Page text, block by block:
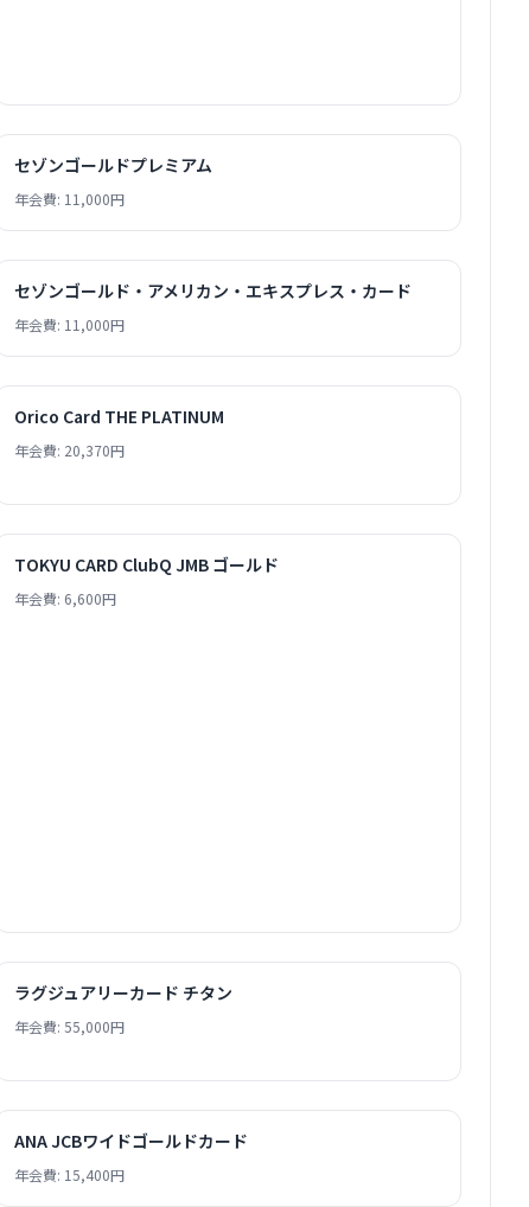
セゾンゴールドプレミアム
年会費: 11,000円
セゾンゴールド・アメリカン・エキスプレス・カード
年会費: 11,000円
Orico Card THE PLATINUM
年会費: 20,370円
TOKYU CARD ClubQ JMB ゴールド
年会費: 6,600円
ラグジュアリーカード チタン
年会費: 55,000円
ANA JCBワイドゴールドカード
年会費: 15,400円